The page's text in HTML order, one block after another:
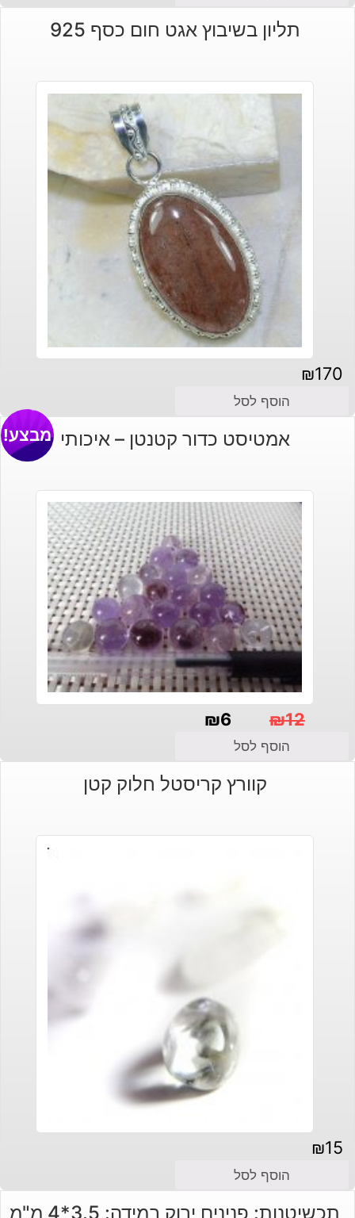
תליון בשיבוץ אגט חום כסף 925
₪170
הוסף לסל
אמטיסט כדור קטנטן – איכותי מבצע!
₪12
המקורי
₪6
הנוכחי
הוסף לסל
קוורץ קריסטל חלוק קטן
₪15
הוסף לסל
תכשיטנות: פנינים ירוק במידה: 3.5*4 מ"מ